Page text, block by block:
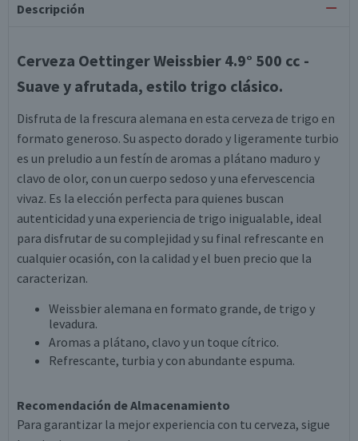
Descripción
Cerveza Oettinger Weissbier 4.9° 500 cc -
Suave y afrutada, estilo trigo clásico.
Disfruta de la frescura alemana en esta cerveza de trigo en
formato generoso. Su aspecto dorado y ligeramente turbio
es un preludio a un festín de aromas a plátano maduro y
clavo de olor, con un cuerpo sedoso y una efervescencia
vivaz. Es la elección perfecta para quienes buscan
autenticidad y una experiencia de trigo inigualable, ideal
para disfrutar de su complejidad y su final refrescante en
cualquier ocasión, con la calidad y el buen precio que la
caracterizan.
Weissbier alemana en formato grande, de trigo y
levadura.
Aromas a plátano, clavo y un toque cítrico.
Refrescante, turbia y con abundante espuma.
Recomendación de Almacenamiento
Para garantizar la mejor experiencia con tu cerveza, sigue